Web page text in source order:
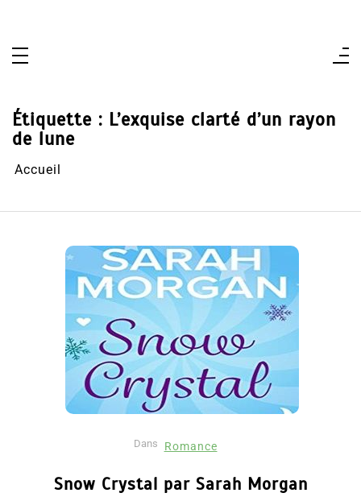
Étiquette : L’exquise clarté d’un rayon
de lune
Accueil
Dans Romance
Snow Crystal par Sarah Morgan